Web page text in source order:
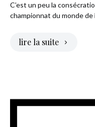
C’est un peu la
championnat du monde
lire la suite